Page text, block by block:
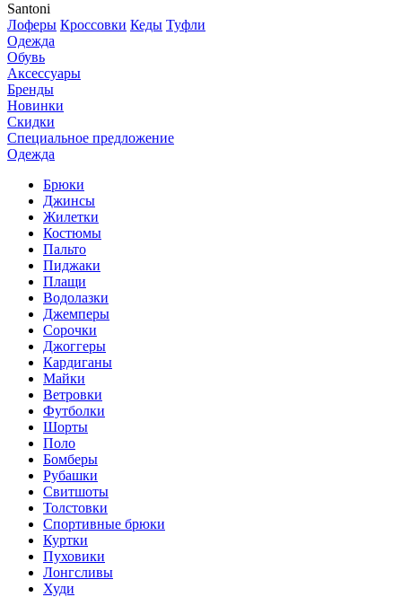
Santoni
Лоферы Кроссовки Кеды Туфли
Одежда
Обувь
Аксессуары
Бренды
Новинки
Скидки
Специальное предложение
Одежда
Брюки
Джинсы
Жилетки
Костюмы
Пальто
Пиджаки
Плащи
Водолазки
Джемперы
Сорочки
Джоггеры
Кардиганы
Майки
Ветровки
Футболки
Шорты
Поло
Бомберы
Рубашки
Свитшоты
Толстовки
Спортивные брюки
Куртки
Пуховики
Лонгсливы
Худи